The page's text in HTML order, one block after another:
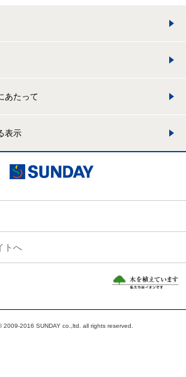
あたって
表示
トへ
2009-2016 SUNDAY co.,ltd. all rights reserved.